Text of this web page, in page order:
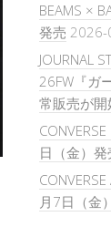
BEAMS ×
発売 2026-
JOURNAL
26FW『ガ
常販売が開
日（金）発
月7日（金